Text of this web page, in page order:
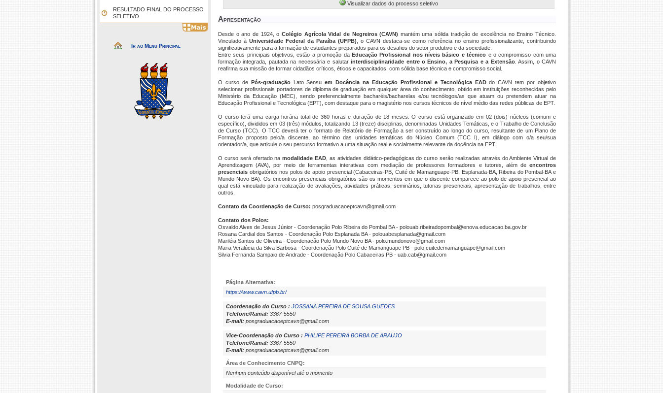
RESULTADO FINAL DO PROCESSO
SELETIVO
Ir ao Menu Principal
Visualizar dados do processo seletivo
Apresentação
Desde o ano de 1924, o Colégio Agrícola Vidal de Negreiros (CAVN) mantém uma sólida tradição de excelência no Ensino Técnico.
Vinculado à Universidade Federal da Paraíba (UFPB) , o CAVN destaca-se como referência no ensino profissionalizante, contribuindo
significativamente para a formação de estudantes preparados para os desafios do setor produtivo e da sociedade.
Entre seus principais objetivos, estão a promoção da Educação Profissional nos níveis básico e técnico e o compromisso com uma
formação integrada, pautada na necessária e salutarinterdisciplinaridade entre o Ensino, a Pesquisa e a Extensão. Assim, o CAVN
reafirma sua missão de formar cidadãos críticos, éticos e capacitados, com sólida base técnica e compromisso social.
O curso de Pós-graduação Lato Sensuem Docência na Educação Profissional e Tecnológica EADdo CAVN tem por objetivo
selecionar profissionais portadores de diploma de graduação em qualquer área do conhecimento, obtido em instituições reconhecidas pelo
Ministério da Educação (MEC), sendo preferencialmente bacharéis/bacharelas e/ou tecnólogos/as que atuam ou pretendem atuar na
Educação Profissional e Tecnológica (EPT), com destaque para o magistério nos cursos técnicos de nível médio das redes públicas de EPT.
O curso terá uma carga horária total de 360 horas e duração de 18 meses. O curso está organizado em 02 (dois) núcleos (comum e
específico), divididos em 03 (três) módulos, totalizando 13 (treze) disciplinas, denominadas Unidades Temáticas, e o Trabalho de Conclusão
de Curso (TCC). O TCC deverá ter o formato de Relatório de Formação a ser construído ao longo do curso, resultante de um Plano de
Formação proposto pelo/a discente, ao término das unidades temáticas do Núcleo Comum (TCC I), em diálogo com o/a seu/sua
orientador/a, que articule o seu percurso formativo a uma situação real e socialmente relevante da docência na EPT.
O curso será ofertado namodalidade EAD , as atividades didático-pedagógicas do curso serão realizadas através do Ambiente Virtual de
Aprendizagem (AVA), por meio de ferramentas interativas com mediação de professores formadores e tutores, além de encontros
presenciais obrigatórios nos polos de apoio presencial (Cabaceiras-PB, Cuité de Mamanguape-PB, Esplanada-BA, Ribeira do Pombal-BA e
Mundo Novo-BA). Os encontros presenciais obrigatórios são os momentos em que o discente comparece ao polo de apoio presencial ao
qual está vinculado para realização de avaliações, atividades práticas, seminários, tutorias presenciais, apresentação de trabalhos, entre
outros.
Contato da Coordenação de Curso: posgraduacaoeptcavn@gmail.com
Contato dos Polos:
Osvaldo Alves de Jesus Júnior - Coordenação Polo Ribeira do Pombal BA - polouab.ribeiradopombal@enova.educacao.ba.gov.br
Rosana Cardial dos Santos - Coordenação Polo Esplanada BA - polouabesplanada@gmail.com
Mariléia Santos de Oliveira - Coordenação Polo Mundo Novo BA - polo.mundonovo@gmail.com
Maria Veralúcia da Silva Barbosa - Coordenação Polo Cuité de Mamanguape PB - polo.cuitedemamanguape@gmail.com
Silvia Fernanda Sampaio de Andrade - Coordenação Polo Cabaceiras PB - uab.cab@gmail.com
Página Alternativa:
https://www.cavn.ufpb.br/
Coordenação do Curso : JOSSANA PEREIRA DE SOUSA GUEDES
Telefone/Ramal: 3367-5550
E-mail: posgraduacaoeptcavn@gmail.com
Vice-Coordenação do Curso : PHILIPE PEREIRA BORBA DE ARAUJO
Telefone/Ramal: 3367-5550
E-mail: posgraduacaoeptcavn@gmail.com
Área de Conhecimento CNPQ:
Nenhum conteúdo disponível até o momento
Modalidade de Curso: